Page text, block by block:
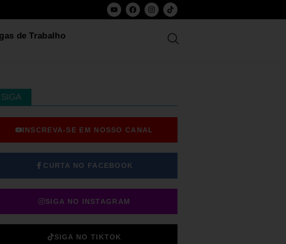
de Trabalho
SIGA
INSCREVA-SE EM NOSSO CANAL
CURTA NO FACEBOOK
SIGA NO INSTAGRAM
SIGA NO TIKTOK